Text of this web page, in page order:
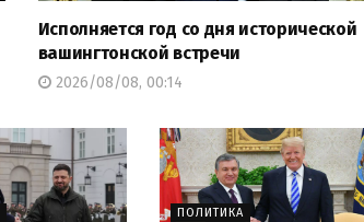
Исполняется год со дня исторической
вашингтонской встречи
2026/08/08, 00:14
ПОЛИТИКА